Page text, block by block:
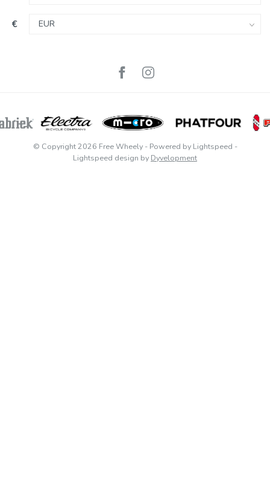
€
© Copyright 2026 Free Wheely- Powered by Lightspeed -
Lightspeed design by Dyvelopment